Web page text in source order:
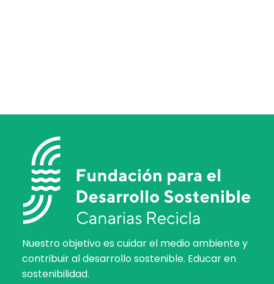
Nuestro objetivo es cuidar el medio ambiente y
contribuir al desarrollo sostenible. Educar en
sostenibilidad.